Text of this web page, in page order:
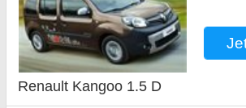
Renault Kangoo 1.5 D